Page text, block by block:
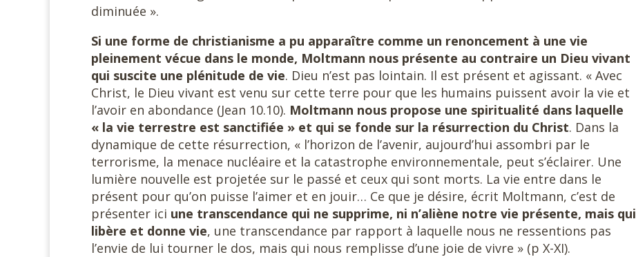
diminuée ».
Si une forme de christianisme a pu apparaître comme un renoncement à une vie
pleinement vécue dans le monde, Moltmann nous présente au contraire un Dieu vivant
qui suscite une plénitude de vie. Dieu n’est pas lointain. Il est présent et agissant. « Avec
Christ, le Dieu vivant est venu sur cette terre pour que les humains puissent avoir la vie et
l’avoir en abondance (Jean 10.10). Moltmann nous propose une spiritualité dans laquelle
« la vie terrestre est sanctifiée » et qui se fonde sur la résurrection du Christ. Dans la
dynamique de cette résurrection, « l’horizon de l’avenir, aujourd’hui assombri par le
terrorisme, la menace nucléaire et la catastrophe environnementale, peut s’éclairer. Une
lumière nouvelle est projetée sur le passé et ceux qui sont morts. La vie entre dans le
présent pour qu’on puisse l’aimer et en jouir… Ce que je désire, écrit Moltmann, c’est de
présenter ici une transcendance qui ne supprime, ni n’aliène notre vie présente, mais qui
libère et donne vie, une transcendance par rapport à laquelle nous ne ressentions pas
l’envie de lui tourner le dos, mais qui nous remplisse d’une joie de vivre » (p X-XI).